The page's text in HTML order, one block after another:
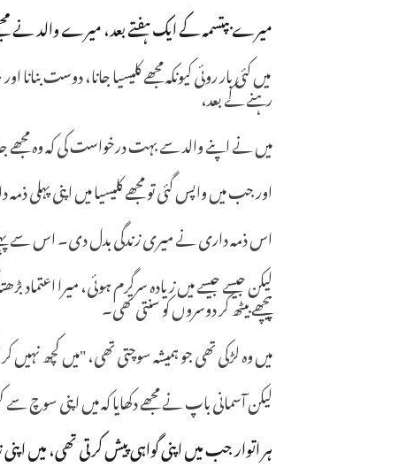
میرے بپتسمہ کے ایک ہفتے بعد، میرے والد نے
میں کئی بار روئی کیونکہ مجھے کلیسیا جانا، دوست
رہنے کے بعد،
میں نے اپنے والد سے بہت درخواست کی کہ وہ مجھے
اور جب میں واپس گئی تو مجھے کلیسیا میں اپنی پہلی
اس ذمہ داری نے میری زندگی بدل دی۔ اس سے پہلے
لیکن جیسے جیسے میں زیادہ سرگرم ہوئی، میرا اعتماد
پیچھے بیٹھ کر دوسروں کو سنتی تھی۔
میں وہ لڑکی تھی جو ہمیشہ سوچتی تھی، "میں کچھ نہیں
لیکن آسمانی باپ نے مجھے دکھایا کہ میں اپنی سوچ
ہر اتوار جب میں اپنی گواہی پیش کرتی تھی، میں